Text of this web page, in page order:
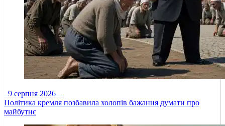
9 серпня 2026
Політика кремля позбавила холопів бажання думати про
майбутнє